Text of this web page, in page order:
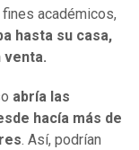
académicos,
hasta su casa,
venta.
abría las
hacía más de
. Así, podrían